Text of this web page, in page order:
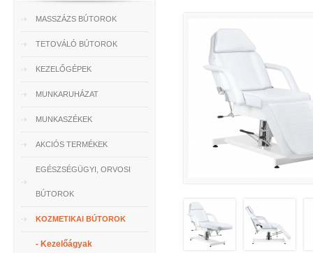
MASSZÁZS BÚTOROK
TETOVÁLÓ BÚTOROK
KEZELŐGÉPEK
MUNKARUHÁZAT
MUNKASZÉKEK
AKCIÓS TERMÉKEK
EGÉSZSÉGÜGYI, ORVOSI
BÚTOROK
KOZMETIKAI BÚTOROK
- Kezelőágyak